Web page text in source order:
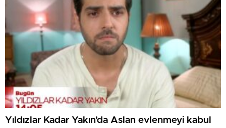
Yıldızlar Kadar Yakın’da Aslan evlenmeyi kabul